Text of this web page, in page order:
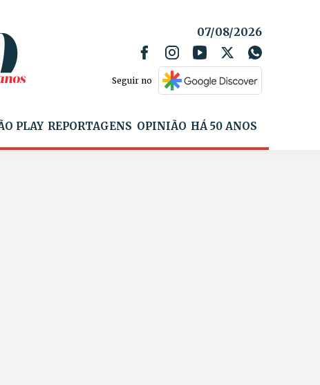
07/08/2026
Seguir no
PLAY REPORTAGENS OPINIÃO HÁ 50 ANOS